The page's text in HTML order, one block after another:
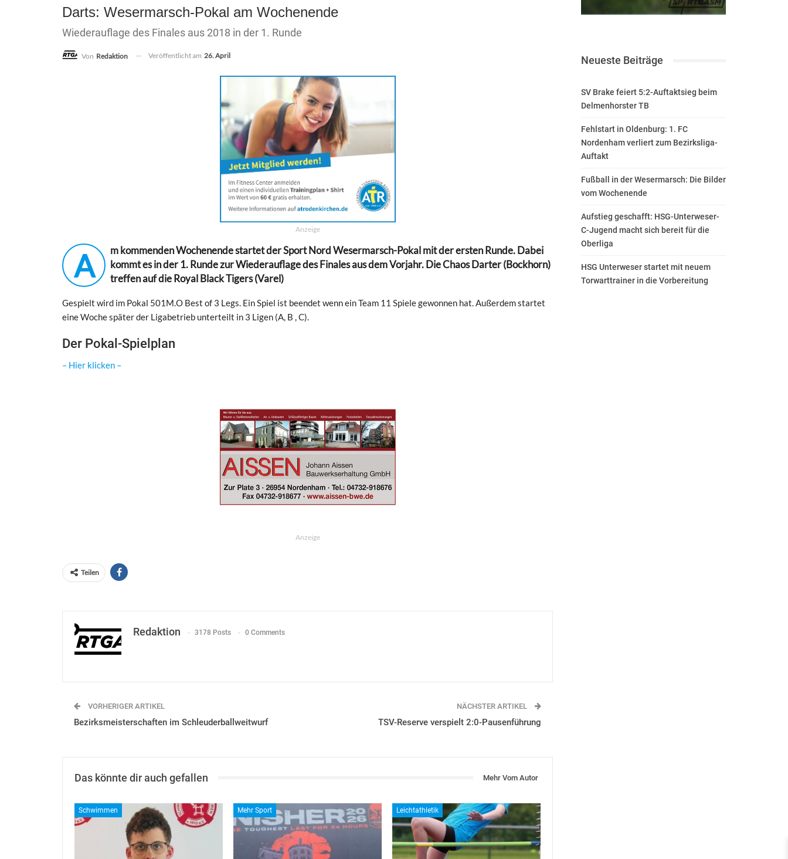
Darts: Wesermarsch-Pokal am Wochenende
Wiederauflage des Finales aus 2018 in der 1. Runde
Von Redaktion Veröffentlicht am 26. April
Anzeige
A
m kommenden Wochenende startet der Sport Nord Wesermarsch-Pokal mit der ersten Runde. Dabei
kommt es in der 1. Runde zur Wiederauflage des Finales aus dem Vorjahr. Die Chaos Darter (Bockhorn)
treffen auf die Royal Black Tigers (Varel)
Gespielt wird im Pokal 501M.O Best of 3 Legs. Ein Spiel ist beendet wenn ein Team 11 Spiele gewonnen hat. Außerdem startet
eine Woche später der Ligabetrieb unterteilt in 3 Ligen (A, B , C).
Der Pokal-Spielplan
– Hier klicken –
Anzeige
Teilen
Redaktion 3178 Posts 0 Comments
VORHERIGER ARTIKEL
Bezirksmeisterschaften im Schleuderballweitwurf
NÄCHSTER ARTIKEL
TSV-Reserve verspielt 2:0-Pausenführung
Das könnte dir auch gefallen Mehr Vom Autor
Schwimmen Mehr Sport Leichtathletik
Neueste Beiträge
SV Brake feiert 5:2-Auftaktsieg beim
Delmenhorster TB
Fehlstart in Oldenburg: 1. FC
Nordenham verliert zum Bezirksliga-
Auftakt
Fußball in der Wesermarsch: Die Bilder
vom Wochenende
Aufstieg geschafft: HSG-Unterweser-
C-Jugend macht sich bereit für die
Oberliga
HSG Unterweser startet mit neuem
Torwarttrainer in die Vorbereitung